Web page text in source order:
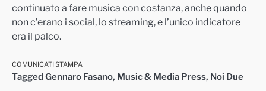
continuato a fare musica con costanza, anche quando
non c’erano i social, lo streaming, e l’unico indicatore
era il palco.
COMUNICATI STAMPA
Tagged Gennaro Fasano, Music & Media Press, Noi Due